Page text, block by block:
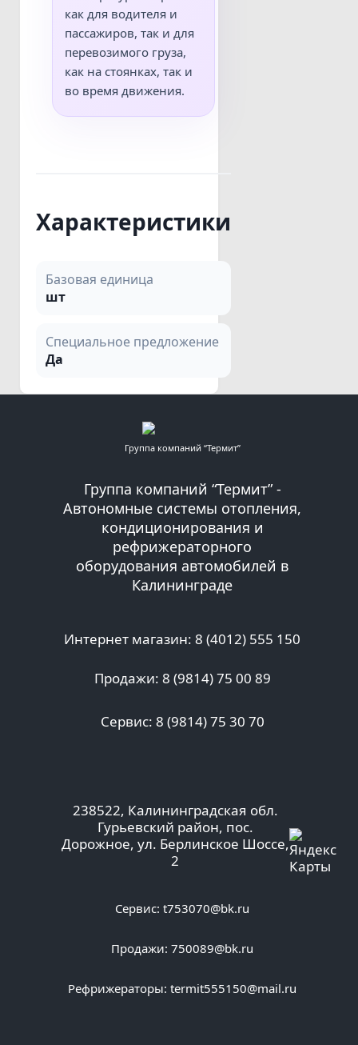
как для водителя и
пассажиров, так и для
перевозимого груза,
как на стоянках, так и
во время движения.
Характеристики
Базовая единица
шт
Специальное предложение
Да
Группа компаний “Термит”
Группа компаний “Термит” -
Автономные системы отопления,
кондиционирования и
рефрижераторного
оборудования автомобилей в
Калининграде
238522, Калининградская обл.
Гурьевский район, пос.
Дорожное, ул. Берлинское Шоссе,
2
Интернет магазин: 8 (4012) 555 150
Продажи: 8 (9814) 75 00 89
Сервис: 8 (9814) 75 30 70
Сервис:t753070@bk.ru
Продажи:750089@bk.ru
Рефрижераторы:termit555150@mail.ru